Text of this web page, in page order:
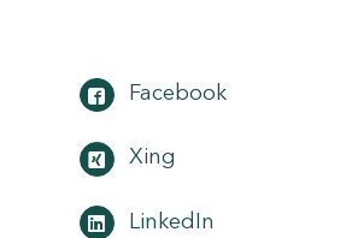
Facebook
Xing
LinkedIn